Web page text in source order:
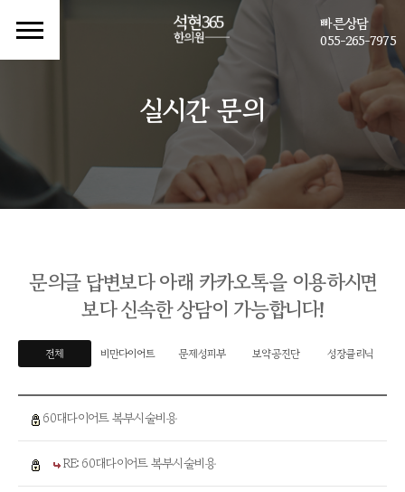
빠른상담
055-265-7975
실시간 문의
문의글 답변보다 아래 카카오톡을 이용하시면
보다 신속한 상담이 가능합니다!
전체 비만다이어트 문제성피부 보약공진단 성장클리닉
60대다이어트 복부시술비용
RE: 60대다이어트 복부시술비용